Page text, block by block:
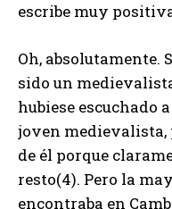
escribe muy
Oh, absolutamente.
sido un
hubiese escuchado
joven medievalista,
de él porque
resto(4). Pero la
encontraba en